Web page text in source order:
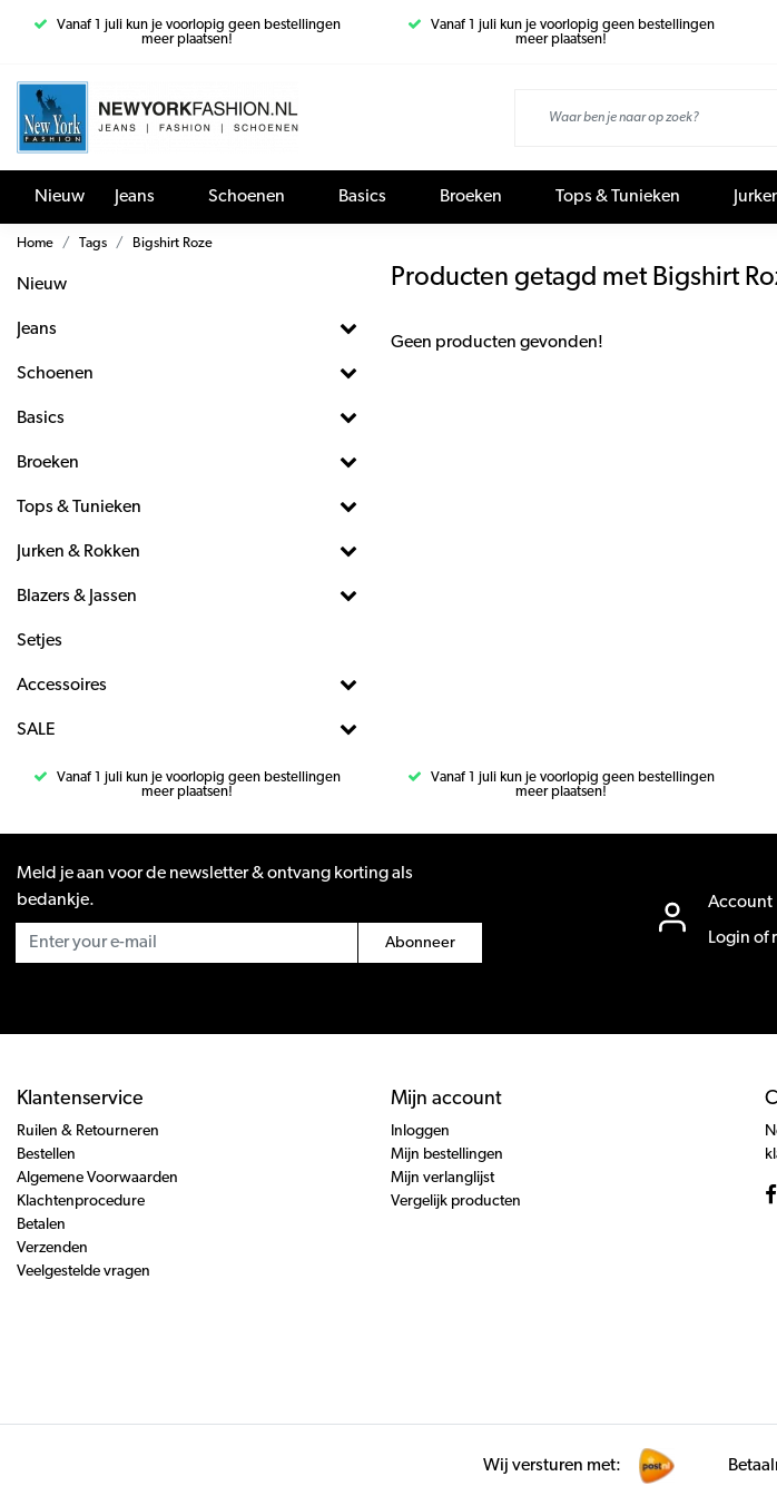
Vanaf 1 juli kun je voorlopig geen bestellingen
meer plaatsen!
Vanaf 1 juli kun je voorlopig geen bestellingen
meer plaatsen!
Nieuw Jeans Schoenen Basics Broeken Tops & Tunieken
Home Tags Bigshirt Roze
Nieuw
Jeans
Schoenen
Basics
Broeken
Tops & Tunieken
Jurken & Rokken
Blazers & Jassen
Setjes
Accessoires
SALE
Producten getagd met Bigshirt
Geen producten gevonden!
Vanaf 1 juli kun je voorlopig geen bestellingen
meer plaatsen!
Vanaf 1 juli kun je voorlopig geen bestellingen
meer plaatsen!
Meld je aan voor de newsletter & ontvang korting als
bedankje.
Abonneer
Account
Login of
Klantenservice
Ruilen & Retourneren
Bestellen
Algemene Voorwaarden
Klachtenprocedure
Betalen
Verzenden
Veelgestelde vragen
Mijn account
Inloggen
Mijn bestellingen
Mijn verlanglijst
Vergelijk producten
Wij versturen met: